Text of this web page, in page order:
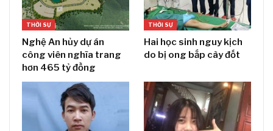
THỜI SỰ
Nghệ An hủy dự án
công viên nghĩa trang
hơn 465 tỷ đồng
THỜI SỰ
Hai học sinh nguy kịch
do bị ong bắp cày đốt